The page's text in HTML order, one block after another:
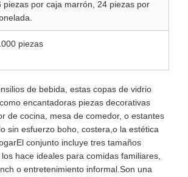
piezas por caja marrón, 24 piezas por
piezas
de bebida, estas copas de vidrio
encantadoras piezas decorativas
de cocina, mesa de comedor, o estantes
sin esfuerzo boho, costera,o la estética
conjunto incluye tres tamaños
hace ideales para comidas familiares,
o entretenimiento informal.Son una